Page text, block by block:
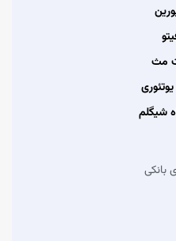
مث
شیگلم
بانکی